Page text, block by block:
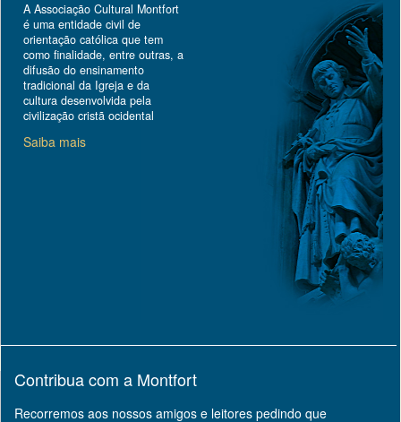
A Associação Cultural Montfort
é uma entidade civil de
orientação católica que tem
como finalidade, entre outras, a
difusão do ensinamento
tradicional da Igreja e da
cultura desenvolvida pela
civilização cristã ocidental
Saiba mais
Contribua com a Montfort
Recorremos aos nossos amigos e leitores pedindo que